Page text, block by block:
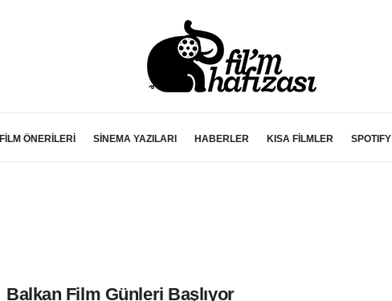
FİLM ÖNERİLERİ SİNEMA YAZILARI HABERLER KISA FİLMLER SPOTIFY
Balkan Film Günleri Başlıyor